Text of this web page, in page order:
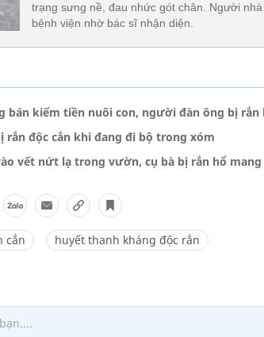
trạng sưng nề, đau nhức gót chân. Người
bệnh viện nhờ bác sĩ nhận diện.
bán kiếm tiền nuôi con, người đàn ông bị rắn
rắn độc cắn khi đang đi bộ trong xóm
vết nứt lạ trong vườn, cụ bà bị rắn hổ mang
cắn huyết thanh kháng độc rắn